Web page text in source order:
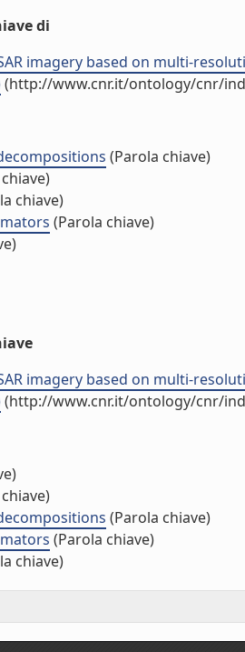
di
imagery based on multi-
(http://www.cnr.it/ontology/cnr/
(Parola chiave)
chiave)
(Parola chiave)
imagery based on multi-
(http://www.cnr.it/ontology/cnr/
(Parola chiave)
(Parola chiave)
chiave)